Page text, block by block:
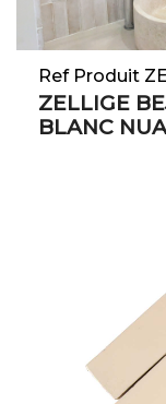
Ref Produit
ZELLIGE
BLANC